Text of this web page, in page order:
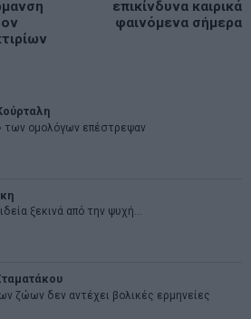
επικίνδυνα καιρικά
φαινόμενα σήμερα
των ομολόγων επέστρεψαν
ξεκινά από την ψυχή…
ζώων δεν αντέχει βολικές ερμηνείες